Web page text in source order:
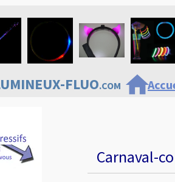
FLUO.COMhome
Carnaval-